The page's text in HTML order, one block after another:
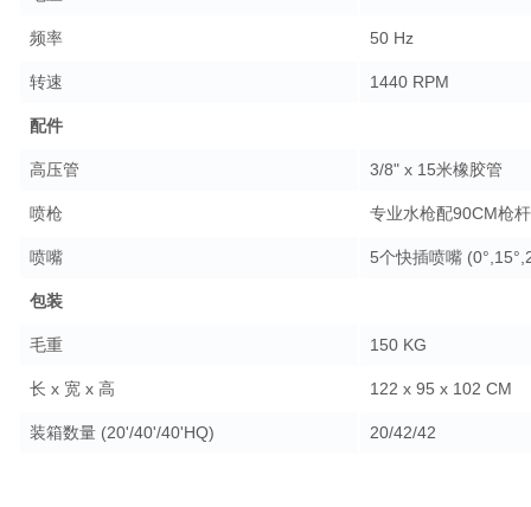
频率 50 Hz
转速 1440 RPM
配件
高压管 3/8" x 15米橡胶管
喷枪 专业水枪配90CM枪杆
喷嘴 5个快插喷嘴
包装
毛重 150 KG
长 x 宽 x 高 122 x 95 x 102 CM
装箱数量 (20'/40'/40'HQ) 20/42/42